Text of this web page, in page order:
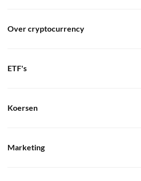
Over cryptocurrency
ETF's
Koersen
Marketing